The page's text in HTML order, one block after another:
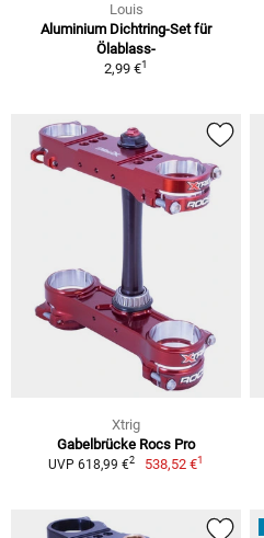
Louis
Aluminium Dichtring-Set für
Ölablass-
2,99 €1
Xtrig
Gabelbrücke Rocs Pro
UVP 618,99 €2 538,52 €1